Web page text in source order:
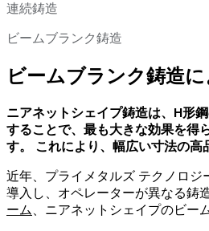
連続鋳造
ビームブランク鋳造
ビームブランク鋳造
ニアネットシェイプ鋳造は、H形
することで、最も大きな効果を得
す。 これにより、幅広い寸法の
近年、プライメタルズ テクノロ
導入し、オペレーターが異なる鋳
ーム、ニアネットシェイプのビー